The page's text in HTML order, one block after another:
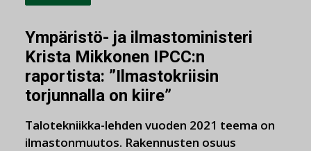
Ympäristö- ja ilmastoministeri
Krista Mikkonen IPCC:n
raportista: ”Ilmastokriisin
torjunnalla on kiire”
Talotekniikka-lehden vuoden 2021 teema on
ilmastonmuutos. Rakennusten osuus